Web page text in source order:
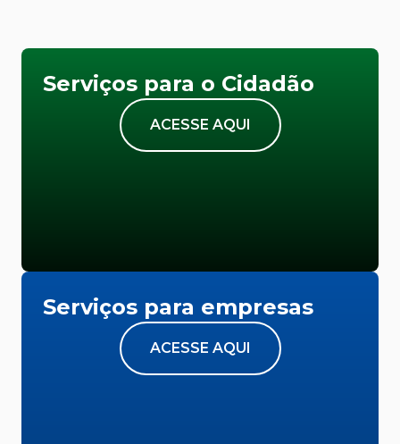
Serviços para o Cidadão
ACESSE AQUI
Serviços para empresas
ACESSE AQUI